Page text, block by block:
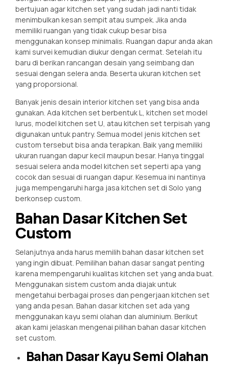
bertujuan agar kitchen set yang sudah jadi nanti tidak
menimbulkan kesan sempit atau sumpek. Jika anda
memiliki ruangan yang tidak cukup besar bisa
menggunakan konsep minimalis. Ruangan dapur anda akan
kami survei kemudian diukur dengan cermat. Setelah itu
baru di berikan rancangan desain yang seimbang dan
sesuai dengan selera anda. Beserta ukuran kitchen set
yang proporsional.
Banyak jenis desain interior kitchen set yang bisa anda
gunakan. Ada kitchen set berbentuk L, kitchen set model
lurus, model kitchen set U, atau kitchen set terpisah yang
digunakan untuk pantry. Semua model jenis kitchen set
custom tersebut bisa anda terapkan. Baik yang memiliki
ukuran ruangan dapur kecil maupun besar. Hanya tinggal
sesuai selera anda model kitchen set seperti apa yang
cocok dan sesuai di ruangan dapur. Kesemua ini nantinya
juga mempengaruhi harga jasa kitchen set di Solo yang
berkonsep custom.
Bahan Dasar Kitchen Set
Custom
Selanjutnya anda harus memilih bahan dasar kitchen set
yang ingin dibuat. Pemilihan bahan dasar sangat penting
karena mempengaruhi kualitas kitchen set yang anda buat.
Menggunakan sistem custom anda diajak untuk
mengetahui berbagai proses dan pengerjaan kitchen set
yang anda pesan. Bahan dasar kitchen set ada yang
menggunakan kayu semi olahan dan aluminium. Berikut
akan kami jelaskan mengenai pilihan bahan dasar kitchen
set custom.
Bahan Dasar Kayu Semi Olahan